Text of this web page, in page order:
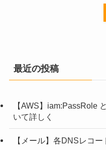
最近の投稿
【AWS】iam:PassRole
いて詳しく
【メール】各DNSレコ